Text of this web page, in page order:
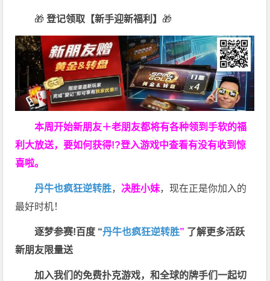
🎁 登记领取【新手迎新福利】 🎁
本周开始新朋友＋老朋友都将有各种领到手软的福
利大放送，要如何获得!?登入游戏中查看有没有收到惊
喜啦。
丹牛也疯狂逆转胜， 决胜小妹，现在正是你加入的
最好时机！
逐梦参赛!百度 “丹牛也疯狂逆转胜” 了解更多活跃
新朋友限量送
加入我们的免费扑克游戏，和全球的牌手们一起切